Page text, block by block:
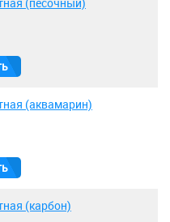
(аквамарин)
(карбон)